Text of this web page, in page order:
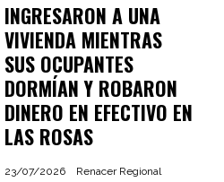
INGRESARON A UNA
VIVIENDA MIENTRAS
SUS OCUPANTES
DORMÍAN Y ROBARON
DINERO EN EFECTIVO EN
LAS ROSAS
Renacer Regional
23/07/2026